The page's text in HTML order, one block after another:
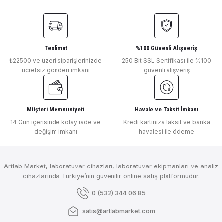
Ürün bilgilerinde hatalar bulunuyor.
Ürün fiyatı diğer sitelerden daha pahalı.
Bu ürüne benzer farklı alternatifler olmalı.
DLab Toppette Sabit Otomatik Pipet 5000 μl
DLAB
DLab Toppette Sabit Otomatik Pipet 2000 μl
DLab Toppette Sabit Otomatik Pipet 1000 μl
₺ 2.855
DLab Toppette Sabit Otomatik Pipet 500 μl
Teslimat
₺22500 ve üzeri siparişlerinizde
ücretsiz gönderi imkanı
%100 Güvenli Alışveriş
250 Bit SSL Sertifikası ile %100
güvenli alışveriş
Müşteri Memnuniyeti
14 Gün içerisinde kolay iade ve
değişim imkanı
Havale ve Taksit İmkanı
Kredi kartınıza taksit ve banka
havalesi ile ödeme
Artlab Market, laboratuvar cihazları, laboratuvar ekipmanları ve analiz
cihazlarında Türkiye’nin güvenilir online satış platformudur.
0 (532) 344 06 85
satis@artlabmarket.com